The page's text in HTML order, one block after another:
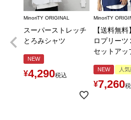
MinoriTY ORIGINAL
スーパーストレッチ
とろみシャツ
NEW
¥4,290税込
MinoriTY
【送料無
ロプリーツ
セットアッ
NEW 人
¥7,260